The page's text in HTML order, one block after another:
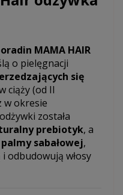
MAMA HAIR
o pielęgnacji
się
ciąży (od II
w okresie
została
prebiotyk, a
sabałowej,
odbudowują włosy